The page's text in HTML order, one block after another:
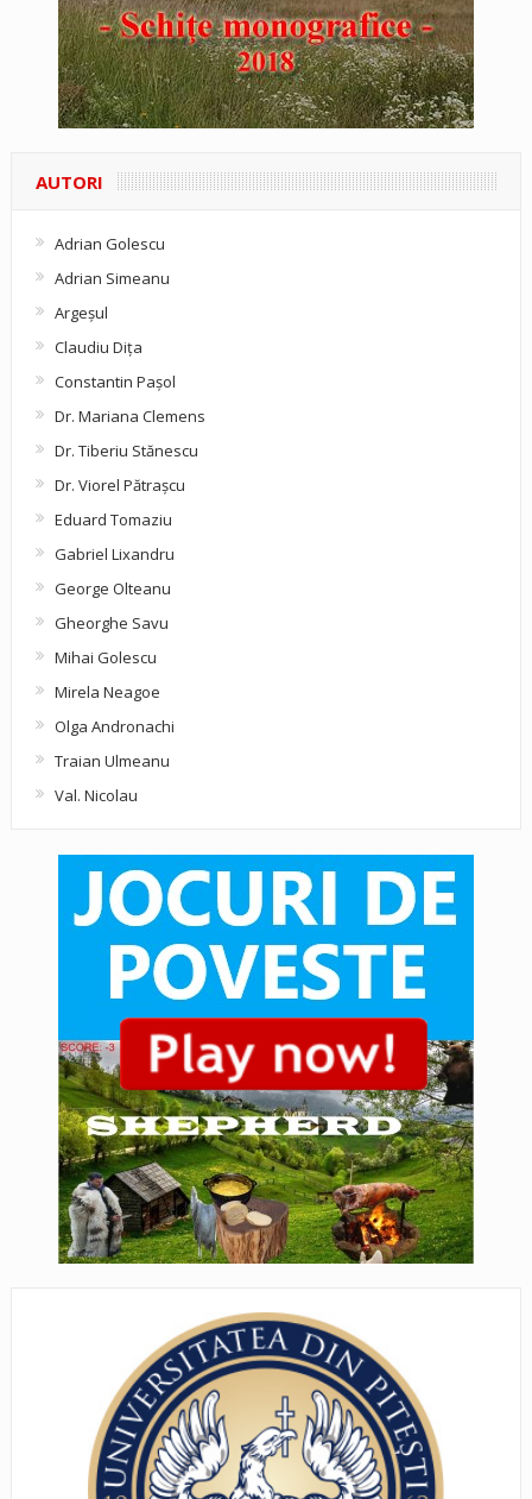
AUTORI
Adrian Golescu
Adrian Simeanu
Argeşul
Claudiu Diţa
Constantin Pașol
Dr. Mariana Clemens
Dr. Tiberiu Stănescu
Dr. Viorel Pătraşcu
Eduard Tomaziu
Gabriel Lixandru
George Olteanu
Gheorghe Savu
Mihai Golescu
Mirela Neagoe
Olga Andronachi
Traian Ulmeanu
Val. Nicolau